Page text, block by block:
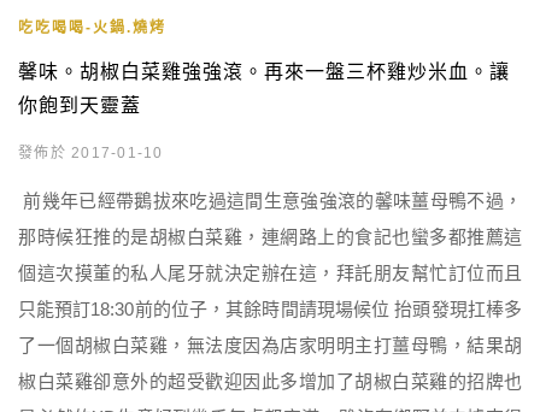
吃吃喝喝-火鍋.燒烤
馨味。胡椒白菜雞強強滾。再來一盤三杯雞炒米血。讓
你飽到天靈蓋
發佈於 2017-01-10
前幾年已經帶鵝拔來吃過這間生意強強滾的馨味薑母鴨不過，
那時候狂推的是胡椒白菜雞，連網路上的食記也蠻多都推薦這
個這次摸董的私人尾牙就決定辦在這，拜託朋友幫忙訂位而且
只能預訂18:30前的位子，其餘時間請現場候位 抬頭發現扛棒多
了一個胡椒白菜雞，無法度因為店家明明主打薑母鴨，結果胡
椒白菜雞卻意外的超受歡迎因此多增加了胡椒白菜雞的招牌也